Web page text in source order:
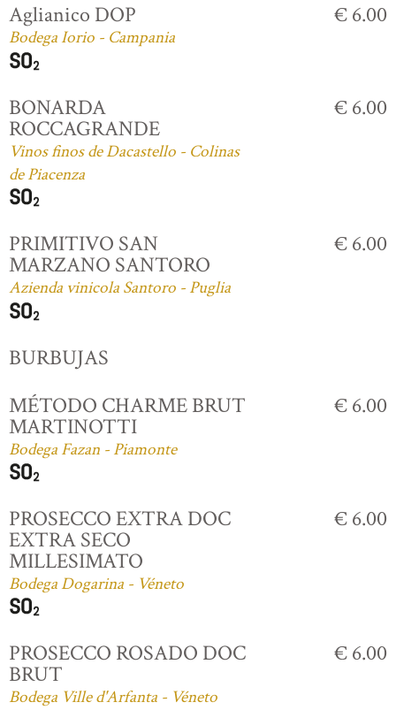
Aglianico DOP
Bodega Iorio - Campania
€ 6.00
BONARDA
ROCCAGRANDE
Vinos finos de Dacastello - Colinas
de Piacenza
€ 6.00
PRIMITIVO SAN
MARZANO SANTORO
Azienda vinicola Santoro - Puglia
€ 6.00
BURBUJAS
MÉTODO CHARME BRUT
MARTINOTTI
Bodega Fazan - Piamonte
€ 6.00
PROSECCO EXTRA DOC
EXTRA SECO
MILLESIMATO
Bodega Dogarina - Véneto
€ 6.00
PROSECCO ROSADO DOC
BRUT
Bodega Ville d'Arfanta - Véneto
€ 6.00